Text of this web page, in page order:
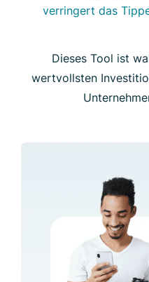
verringert das
Dieses Tool ist
wertvollsten